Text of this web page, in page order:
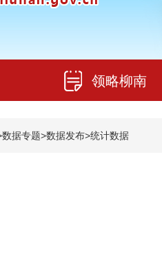
领略柳南
数据专题>数据发布>统计数据